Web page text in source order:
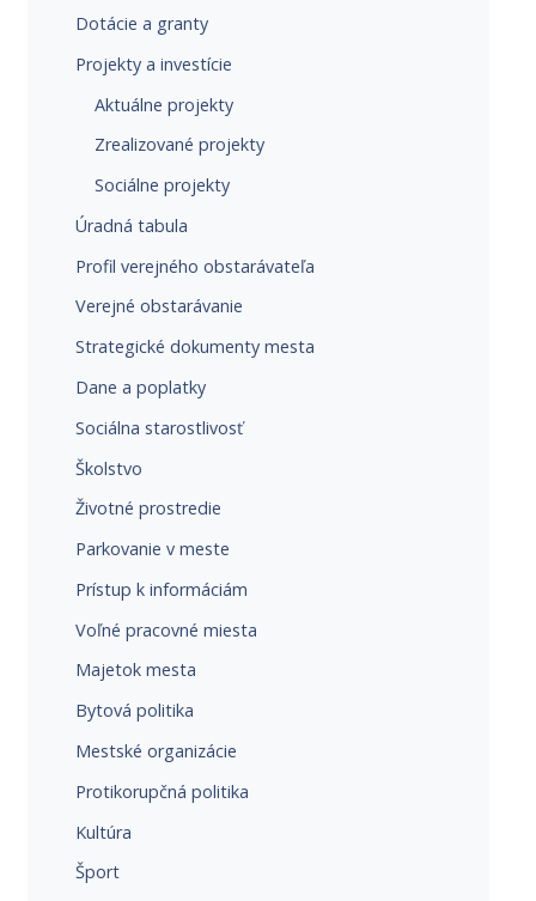
Dotácie a granty
Projekty a investície
Aktuálne projekty
Zrealizované projekty
Sociálne projekty
Úradná tabula
Profil verejného obstarávateľa
Verejné obstarávanie
Strategické dokumenty mesta
Dane a poplatky
Sociálna starostlivosť
Školstvo
Životné prostredie
Parkovanie v meste
Prístup k informáciám
Voľné pracovné miesta
Majetok mesta
Bytová politika
Mestské organizácie
Protikorupčná politika
Kultúra
Šport